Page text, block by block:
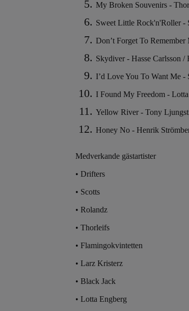
My Broken Souvenirs -
Sweet Little Rock'n'Roller -
Don’t Forget To Remember
Skydiver - Hasse Carlsson /
I’d Love You To Want Me
I Found My Freedom -
Yellow River - Tony
Honey No - Henrik
Medverkande gästartister
• Drifters
• Scotts
• Rolandz
• Thorleifs
• Flamingokvintetten
• Larz Kristerz
• Black Jack
• Lotta Engberg